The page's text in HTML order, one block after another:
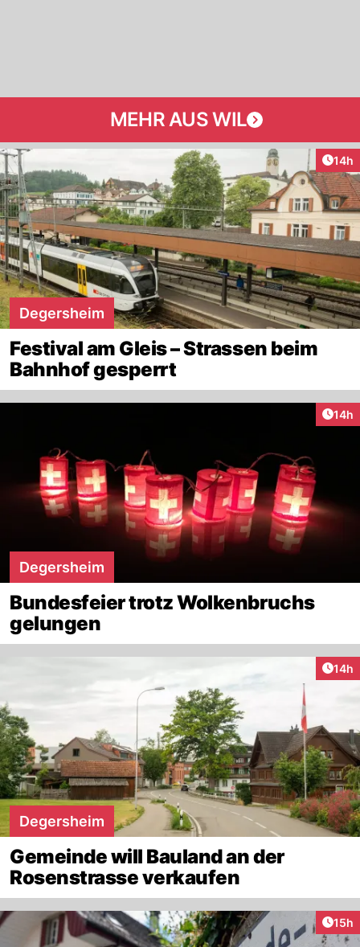
MEHR AUS WIL
14h
Degersheim
Festival am Gleis – Strassen beim
Bahnhof gesperrt
14h
Degersheim
Bundesfeier trotz Wolkenbruchs
gelungen
14h
Degersheim
Gemeinde will Bauland an der
Rosenstrasse verkaufen
15h